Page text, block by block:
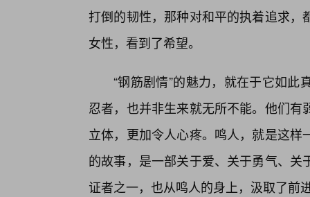
打倒的韧性，那种对和平的执着追求
女性，看到了希望。
“钢筋剧情”的魅力，就在于它如
忍者，也并非生来就无所不能。他们
立体，更加令人心疼。鸣人，就是这
的故事，是一部关于爱、关于勇气、
证者之一，也从鸣人的身上，汲取了前